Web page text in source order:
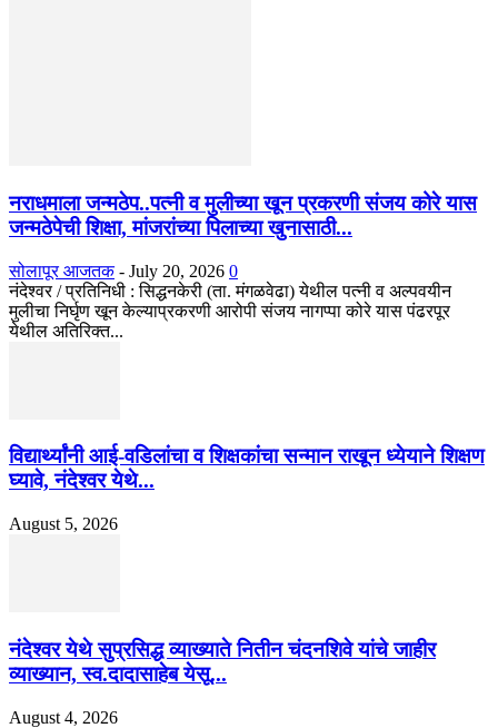
नराधमाला जन्मठेप..पत्नी व मुलीच्या खून प्रकरणी संजय कोरे यास
जन्मठेपेची शिक्षा, मांजरांच्या पिलाच्या खुनासाठी...
सोलापूर आजतक - July 20, 2026 0
नंदेश्वर / प्रतिनिधी : सिद्धनकेरी (ता. मंगळवेढा) येथील पत्नी व अल्पवयीन
मुलीचा निर्घृण खून केल्याप्रकरणी आरोपी संजय नागप्पा कोरे यास पंढरपूर
येथील अतिरिक्त...
विद्यार्थ्यांनी आई-वडिलांचा व शिक्षकांचा सन्मान राखून ध्येयाने शिक्षण
घ्यावे, नंदेश्वर येथे...
August 5, 2026
नंदेश्वर येथे सुप्रसिद्ध व्याख्याते नितीन चंदनशिवे यांचे जाहीर
व्याख्यान, स्व.दादासाहेब येसू...
August 4, 2026